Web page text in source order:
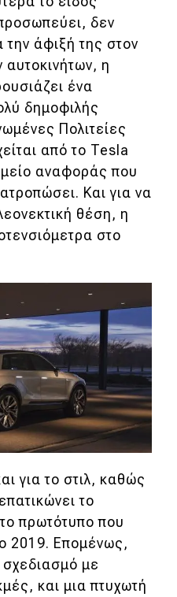
δεν
την άφιξή της στον
αυτοκινήτων, η
ένα
δημοφιλής
Πολιτείες
από το Tesla
αναφοράς που
Και για να
θέση, η
στο
για το στιλ, καθώς
το
πρωτότυπο που
2019. Επομένως,
με
και μια πτυχωτή